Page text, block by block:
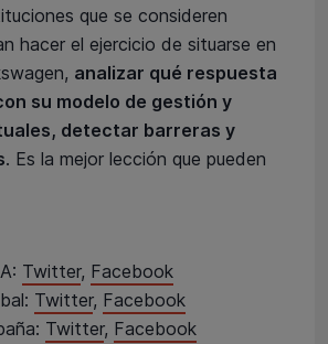
que se consideren
hacer el ejercicio de situarse en
analizar qué respuesta
su modelo de gestión y
detectar barreras y
. Es la mejor lección que pueden
Twitter, Facebook
Twitter, Facebook
Twitter, Facebook